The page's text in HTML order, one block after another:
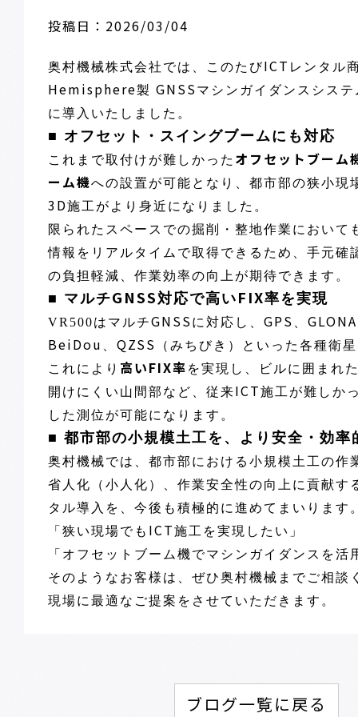
投稿日：2026/03/04
奥村機械株式会社では、このたびICT レンタル
Hemisphere製 GNSSマシンガイダンスシステ
に導入いたしました。
■ オフセット・スイングブームにも対応
これまで取付けが難しかった オフセットブーム
ーム機への設置が可能となり、都市部の狭小現
3D施工がより身近になりました。
限られたスペースでの掘削・整地作業において
情報をリアルタイムで取得できるため、手元確
の負担軽減、作業効率の向上が期待できます。
■ マルチGNSS対応で高い FIX率を実現
VR500はマルチGNSSに対応し、 GPS 、
BeiDou 、 QZSS
（みちびき）といった各種衛
これにより 高いFIX率 を実現し、ビルに囲まれ
開けにくい山間部など、従来ICT施工が難しか
した測位が可能になります。
■ 都市部の小規模土工を、より安全・効率
奥村機械では、都市部における小規模土工の作
省人化（小人化）、作業安全性の向上に貢献す
タル導入を、今後も積極的に進めてまいります
「狭い現場でも ICT施工を実現したい」
「オフセットブーム機でマシンガイダンスを活
そのようなお客様は、ぜひ奥村機械までご相談
現場に最適なご提案をさせていただきます。
ブログ一覧に戻る